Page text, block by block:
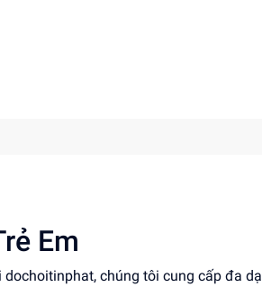
Em
chúng tôi cung cấp đa